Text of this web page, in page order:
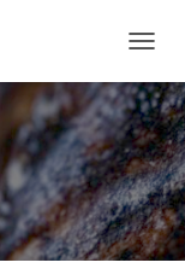
U
V
R
I
R
/
F
E
R